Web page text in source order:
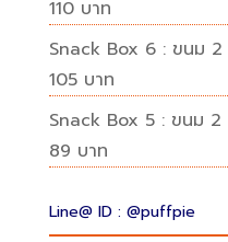
110 บาท
Snack Box 6 : ขนม 2
105 บาท
Snack Box 5 : ขนม 2
89 บาท
Line@ ID : @puffpie